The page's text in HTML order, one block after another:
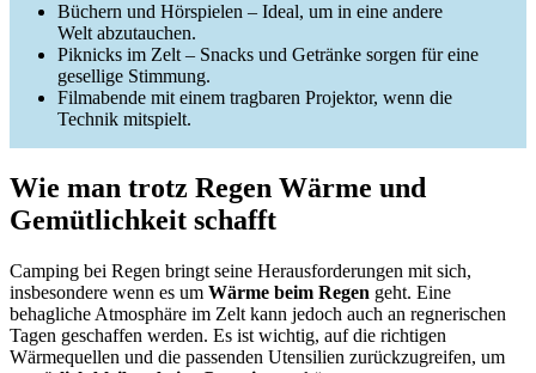
Büchern und Hörspielen – Ideal, um in eine andere
Welt abzutauchen.
Piknicks im Zelt – Snacks und Getränke sorgen für eine
gesellige Stimmung.
Filmabende mit einem tragbaren Projektor, wenn die
Technik mitspielt.
Wie man trotz Regen Wärme und
Gemütlichkeit schafft
Camping bei Regen bringt seine Herausforderungen mit sich,
insbesondere wenn es um Wärme beim Regen geht. Eine
behagliche Atmosphäre im Zelt kann jedoch auch an regnerischen
Tagen geschaffen werden. Es ist wichtig, auf die richtigen
Wärmequellen und die passenden Utensilien zurückzugreifen, um